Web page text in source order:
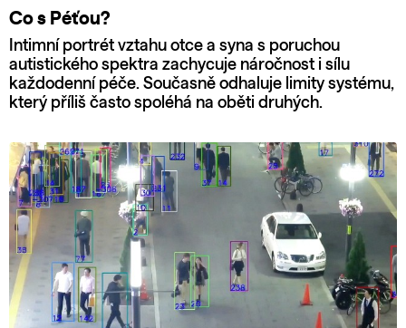
Co s Péťou?
Intimní portrét vztahu otce a syna s poruchou
autistického spektra zachycuje náročnost i sílu
každodenní péče. Současně odhaluje limity systému,
který příliš často spoléhá na oběti druhých.